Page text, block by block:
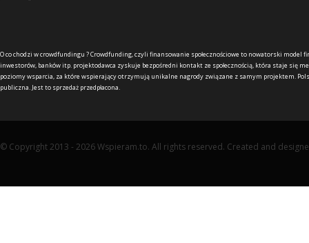
O co chodzi w crowdfundingu ?Crowdfunding, czyli finansowanie społecznościowe to nowatorski model
inwestorów, banków itp. projektodawca zyskuje bezpośredni kontakt ze społecznością, która staje się
poziomy wsparcia, za które wspierający otrzymują unikalne nagrody związane z samym projektem.
publiczna. Jest to sprzedaż przedpłacona.
© Copyright 2013 - 2026 Wspieram.to. All rights reserved. Created and